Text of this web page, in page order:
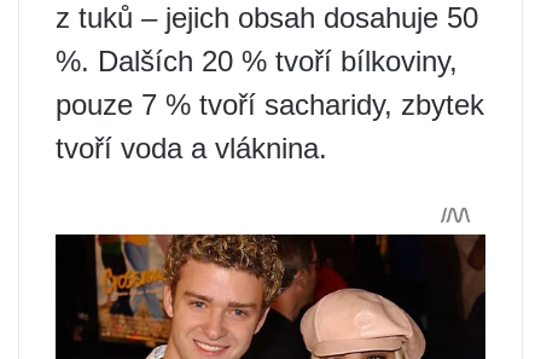
z tuků – jejich obsah dosahuje 50
%. Dalších 20 % tvoří bílkoviny,
pouze 7 % tvoří sacharidy, zbytek
tvoří voda a vláknina.